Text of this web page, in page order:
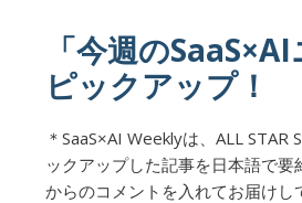
「今週のSaaS×AI
ピックアップ！
＊SaaS×AI Weeklyは、ALL STAR
ックアップした記事を日本語で要
からのコメントを入れてお届けし